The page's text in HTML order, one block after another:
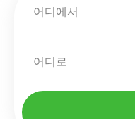
어디에서
어디로